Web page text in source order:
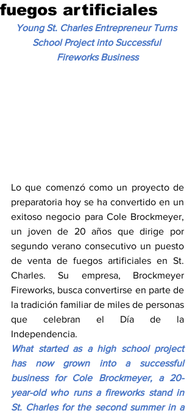
fuegos artificiales
Young St. Charles Entrepreneur Turns
School Project into Successful
Fireworks Business
Lo que comenzó como un proyecto de
preparatoria hoy se ha convertido en un
exitoso negocio para Cole Brockmeyer,
un joven de 20 años que dirige por
segundo verano consecutivo un puesto
de venta de fuegos artificiales en St.
Charles. Su empresa, Brockmeyer
Fireworks, busca convertirse en parte de
la tradición familiar de miles de personas
que celebran el Día de la
Independencia.
What started as a high school project
has now grown into a successful
business for Cole Brockmeyer, a 20-
year-old who runs a fireworks stand in
St. Charles for the second summer in a